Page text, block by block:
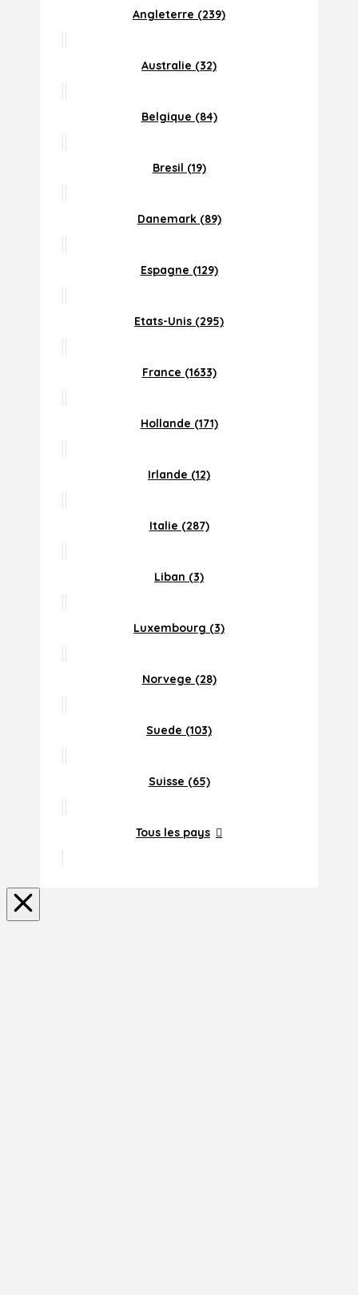
Angleterre (239)
Australie (32)
Belgique (84)
Bresil (19)
Danemark (89)
Espagne (129)
Etats-Unis (295)
France (1633)
Hollande (171)
Irlande (12)
Italie (287)
Liban (3)
Luxembourg (3)
Norvege (28)
Suede (103)
Suisse (65)
Tous les pays